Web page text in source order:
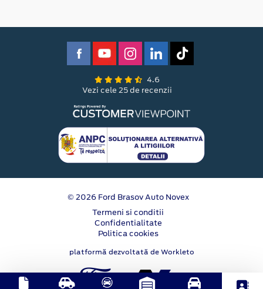
4.6
Vezi cele 25 de recenzii
© 2026 Ford Brasov Auto Novex
Termeni si conditii
Confidentialitate
Politica cookies
platformă dezvoltată de Workleto